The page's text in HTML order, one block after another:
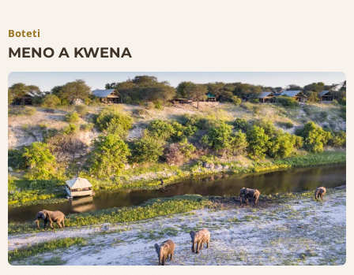
Boteti
MENO A KWENA